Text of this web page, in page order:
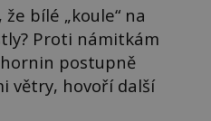
bílé „koule“ na
Proti námitkám
postupně
větry, hovoří další